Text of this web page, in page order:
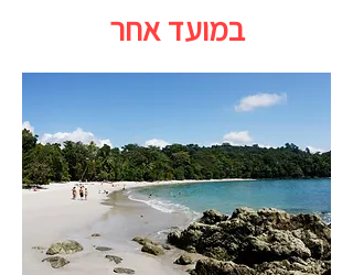
במועד אחר